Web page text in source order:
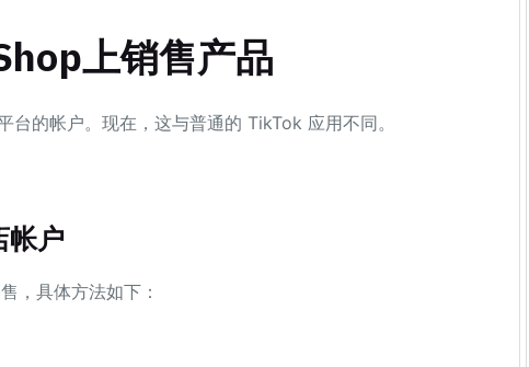
上销售产品
的帐户。现在，这与普通的 TikTok 应用不同。
帐户
，具体方法如下：